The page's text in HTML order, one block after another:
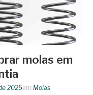
molas em
2025em Molas